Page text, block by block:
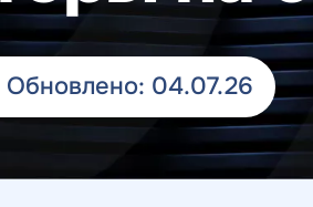
Обновлено: 04.07.26